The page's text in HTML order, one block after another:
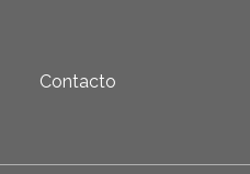
Contacto